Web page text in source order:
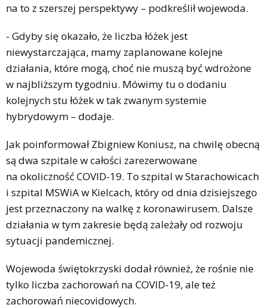
na to z szerszej perspektywy – podkreślił wojewoda.
- Gdyby się okazało, że liczba łóżek jest
niewystarczająca, mamy zaplanowane kolejne
działania, które mogą, choć nie muszą być wdrożone
w najbliższym tygodniu. Mówimy tu o dodaniu
kolejnych stu łóżek w tak zwanym systemie
hybrydowym – dodaje.
Jak poinformował Zbigniew Koniusz, na chwilę obecną
są dwa szpitale w całości zarezerwowane
na okoliczność COVID-19. To szpital w Starachowicach
i szpital MSWiA w Kielcach, który od dnia dzisiejszego
jest przeznaczony na walkę z koronawirusem. Dalsze
działania w tym zakresie będą zależały od rozwoju
sytuacji pandemicznej.
Wojewoda świętokrzyski dodał również, że rośnie nie
tylko liczba zachorowań na COVID-19, ale też
zachorowań niecovidowych.